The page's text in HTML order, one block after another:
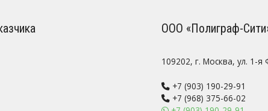
ООО «Полиграф-
109202, г. Москва, ул. 1-я
+7 (903) 190-29-91
+7 (968) 375-66-02